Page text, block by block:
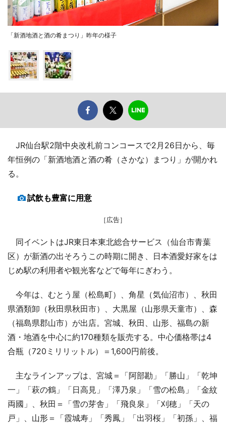
「新酒地酒と酒の肴まつり」昨年の様子
JR仙台駅2階中央改札前コンコースで2月26日から、毎
年恒例の「新酒地酒と酒の肴（さかな）まつり」が開かれ
る。
試飲も豊富に用意
［広告］
同イベントはJR東日本東北総合サービス（仙台市青葉
区）が新酒の出そろうこの時期に開き、日本酒愛好家をは
じめ駅の利用者や観光客などで毎年にぎわう。
今年は、むとう屋（松島町）、角星（気仙沼市）、秋田
県酒類卸（秋田県秋田市）、大黒屋（山形県天童市）、森
（福島県郡山市）が出店。宮城、秋田、山形、福島の新
酒・地酒を中心に約170種類を販売する。中心価格帯は4
合瓶（720ミリリットル）＝1,600円前後。
主なラインアップは、宮城＝「阿部勘」「勝山」「乾坤
一」「萩の鶴」「日高見」「澤乃泉」「雪の松島」「金紋
両國」、秋田＝「雪の芽舎」「飛良泉」「刈穂」「天の
戸」、山形＝「霞城寿」「秀鳳」「出羽桜」「初孫」、福